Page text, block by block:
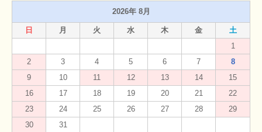
2026年 8月
日 月 火 水 木 金
土
1
2
3 4 5 6 7
8
9
10 11 12 13 14
15
16
17 18 19 20 21
22
23
24 25 26 27 28
29
30
31